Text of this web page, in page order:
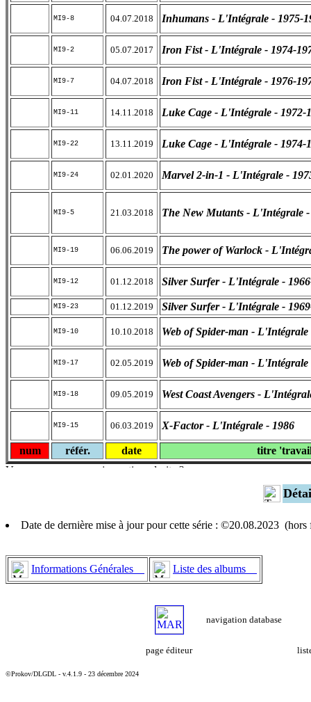
MI9-8 04.07.2018 Inhumans - L'Intégrale - 1975-
MI9-2 05.07.2017 Iron Fist - L'Intégrale - 1974-
MI9-7 04.07.2018 Iron Fist - L'Intégrale - 1976-
MI9-11 14.11.2018 Luke Cage - L'Intégrale - 1972-
MI9-22 13.11.2019 Luke Cage - L'Intégrale - 1974-
MI9-24 02.01.2020 Marvel 2-in-1 - L'Intégrale -
MI9-5 21.03.2018 The New Mutants - L'Intégrale -
MI9-19 06.06.2019 The power of Warlock -
MI9-12 01.12.2018 Silver Surfer - L'Intégrale -
MI9-23 01.12.2019 Silver Surfer - L'Intégrale -
MI9-10 10.10.2018 Web of Spider-man - L'Intégrale
MI9-17 02.05.2019 Web of Spider-man - L'Intégrale
MI9-18 09.05.2019 West Coast Avengers -
MI9-15 06.03.2019 X-Factor - L'Intégrale - 1986
num référ. date titre
Date de dernière mise à jour pour cette série : ©20.08.2023 (hors
Informations Générales Liste des albums
navigation database
page éditeur
©Prokov/DLGDL - v.4.1.9 - 23 décembre 2024